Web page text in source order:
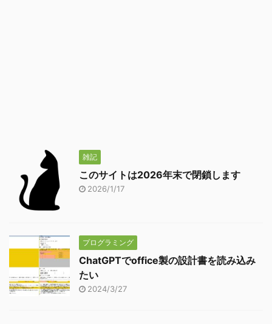
雑記
このサイトは2026年末で閉鎖します
2026/1/17
プログラミング
ChatGPTでoffice製の設計書を読み込み
たい
2024/3/27